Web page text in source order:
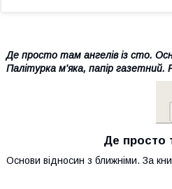
Де просто там ангелів із сто.
Палітурка м'яка, папір газетний.
Де просто
Основи відносин з ближніми. За